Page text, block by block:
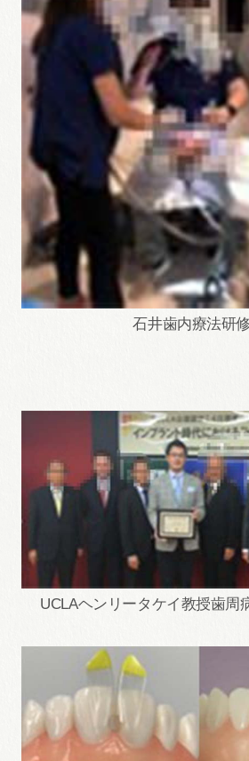
石井歯内療法研
UCLAヘンリータケイ教授歯周